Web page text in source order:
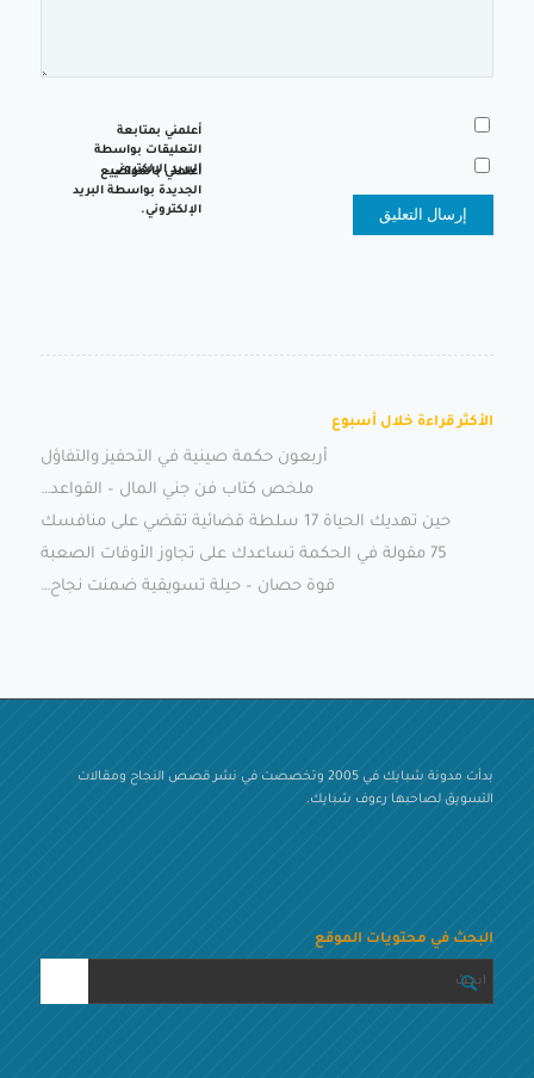
أعلمني بمتابعة
التعليقات بواسطة
البريد الإلكتروني.
أعلمني بالمواضيع
الجديدة بواسطة البريد
الإلكتروني.
الأكثر قراءة خلال أسبوع
أربعون حكمة صينية في التحفيز والتفاؤل
ملخص كتاب فن جني المال – القواعد…
حين تهديك الحياة 17 سلطة قضائية تقضي على منافسك
75 مقولة في الحكمة تساعدك على تجاوز الأوقات الصعبة
قوة حصان – حيلة تسويقية ضمنت نجاح…
بدأت مدونة شبايك في 2005 وتخصصت في نشر قصص النجاح ومقالات
التسويق لصاحبها رءوف شبايك.
البحث في محتويات الموقع